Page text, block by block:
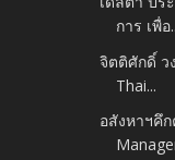
การ เพื่อ
จิตติศักดิ์ ว
Thai...
อสังหาฯคึ